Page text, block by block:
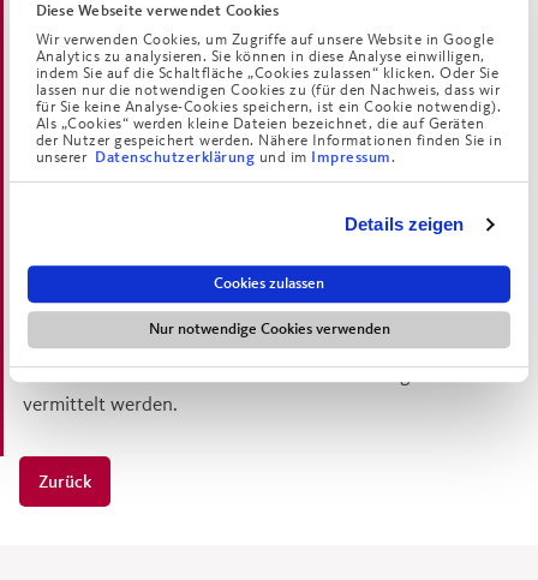
Diese Webseite verwendet Cookies
Wir verwenden Cookies, um Zugriffe auf unsere Website in Google
Analytics zu analysieren. Sie können in diese Analyse einwilligen,
indem Sie auf die Schaltfläche „Cookies zulassen“ klicken. Oder Sie
lassen nur die notwendigen Cookies zu (für den Nachweis, dass wir
für Sie keine Analyse-Cookies speichern, ist ein Cookie notwendig).
Als „Cookies“ werden kleine Dateien bezeichnet, die auf Geräten
der Nutzer gespeichert werden. Nähere Informationen finden Sie in
unserer Datenschutzerklärung und im Impressum.
Details zeigen
Cookies zulassen
Nur notwendige Cookies verwenden
Ansprechpartner*in für Bewohnerinnen und Bewohner,
Zugehörige sowie Mitarbeiter*innen. Die Palliative Care-
Beauftragten beraten, begleiten und organisieren die
Versorgung der Bewohnerinnen und Bewohner individuell
und professionell. Dabei werden alle Abteilungen im Haus
einbezogen, von der Küche bis zum Pflegedienst. Falls
Die Konzeptentwicklung Palliative Care im Augustinum
wurde vom Anfang an wissenschaftlich begleitet und wird
stetig neuen Entwicklungen angepasst, die den
Mitarbeiterinnen und Mitarbeitern für ihre tägliche Arbeit
vermittelt werden.
Zurück